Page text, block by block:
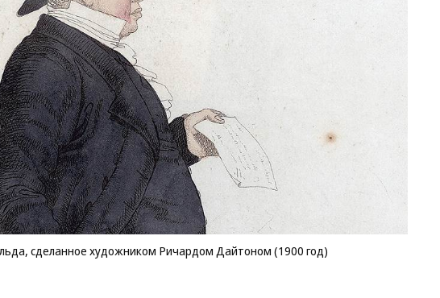
сделанное художником Ричардом Дайтоном (1900 год)